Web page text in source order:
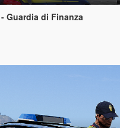
Guardia di Finanza